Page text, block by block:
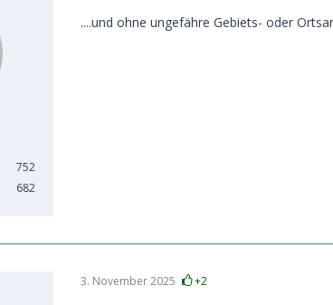
752
682
....und ohne ungefähre Gebiets- oder
3. November 2025 +2